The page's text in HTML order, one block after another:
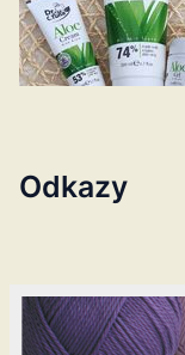
Odkazy